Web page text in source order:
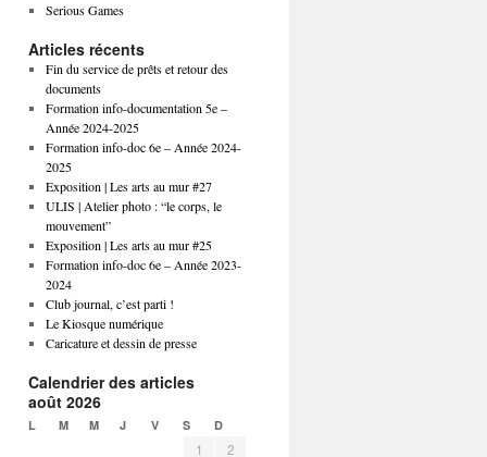
Serious Games
Articles récents
Fin du service de prêts et retour des
documents
Formation info-documentation 5e –
Année 2024-2025
Formation info-doc 6e – Année 2024-
2025
Exposition | Les arts au mur #27
ULIS | Atelier photo : “le corps, le
mouvement”
Exposition | Les arts au mur #25
Formation info-doc 6e – Année 2023-
2024
Club journal, c’est parti !
Le Kiosque numérique
Caricature et dessin de presse
Calendrier des articles
août 2026
L M M J V S D
1
2